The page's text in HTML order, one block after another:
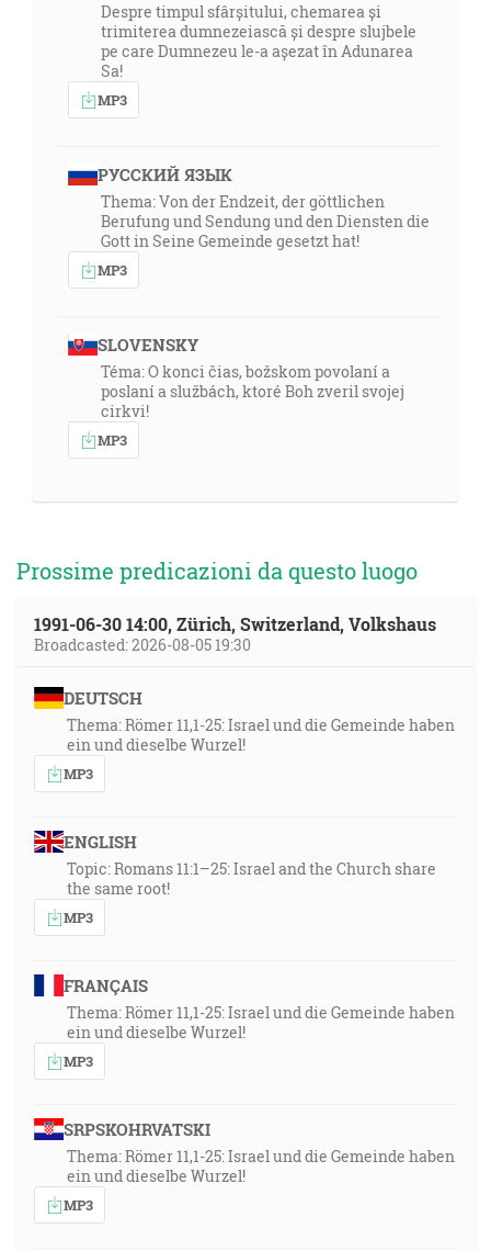
Despre timpul sfârșitului, chemarea și
trimiterea dumnezeiască și despre slujbele
pe care Dumnezeu le-a așezat în Adunarea
Sa!
MP3
РУССКИЙ ЯЗЫК
Thema: Von der Endzeit, der göttlichen
Berufung und Sendung und den Diensten die
Gott in Seine Gemeinde gesetzt hat!
MP3
SLOVENSKY
Téma: O konci čias, božskom povolaní a
poslaní a službách, ktoré Boh zveril svojej
cirkvi!
MP3
Prossime predicazioni da questo luogo
1991-06-30 14:00, Zürich, Switzerland, Volkshaus
Broadcasted: 2026-08-05 19:30
DEUTSCH
Thema: Römer 11,1-25: Israel und die Gemeinde haben
ein und dieselbe Wurzel!
MP3
ENGLISH
Topic: Romans 11:1–25: Israel and the Church share
the same root!
MP3
FRANÇAIS
Thema: Römer 11,1-25: Israel und die Gemeinde haben
ein und dieselbe Wurzel!
MP3
SRPSKOHRVATSKI
Thema: Römer 11,1-25: Israel und die Gemeinde haben
ein und dieselbe Wurzel!
MP3